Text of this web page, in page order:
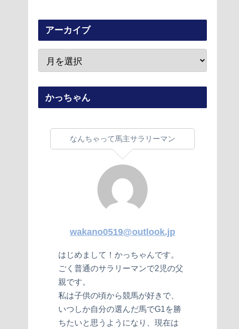
アーカイブ
かっちゃん
なんちゃって馬主サラリーマン
wakano0519@outlook.jp
はじめまして！かっちゃんです。
ごく普通のサラリーマンで2児の父
親です。
私は子供の頃から競馬が好きで、
いつしか自分の選んだ馬でG1を勝
ちたいと思うようになり、現在は